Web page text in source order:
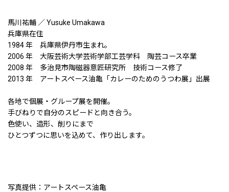
馬川祐輔 ／ Yusuke Umakawa
兵庫県在住
1984 年 兵庫県伊丹市生まれ。
2006 年 大阪芸術大学芸術学部工芸学科 陶芸コース卒業
2008 年 多治見市陶磁器意匠研究所 技術コース修了
2013 年 アートスペース油亀「カレーのためのうつわ展」出展
各地で個展・グループ展を開催。
手びねりで自分のスピードと向き合う。
色使い、造形、削りにまで
ひとつずつに思いを込めて、作り出します。
写真提供：アートスペース油亀